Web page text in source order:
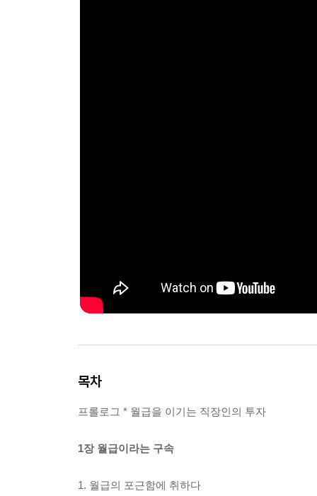
목차
프롤로그 * 월급을 이기는 직장인의 투자
1장 월급이라는 구속
1. 월급의 포근함에 취하다